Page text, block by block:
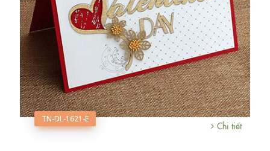
TN-DL-1621-E
Chi tiết